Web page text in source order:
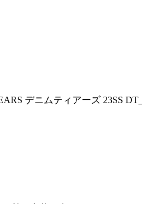
デニムティアーズ 23SS